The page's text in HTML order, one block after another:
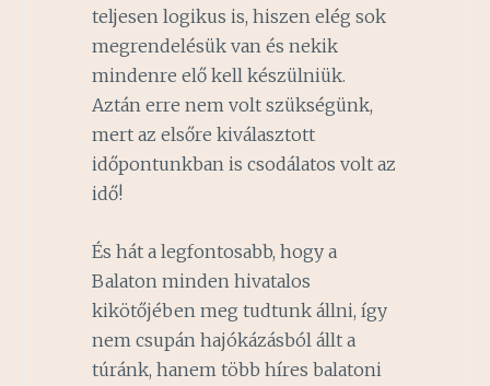
teljesen logikus is, hiszen elég sok
megrendelésük van és nekik
mindenre elő kell készülniük.
Aztán erre nem volt szükségünk,
mert az elsőre kiválasztott
időpontunkban is csodálatos volt az
idő!
És hát a legfontosabb, hogy a
Balaton minden hivatalos
kikötőjében meg tudtunk állni, így
nem csupán hajókázásból állt a
túránk, hanem több híres balatoni